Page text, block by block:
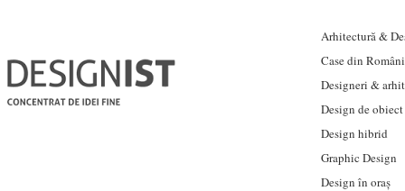
Arhitectură &
Case din
Designeri &
Design de obiect
Design hibrid
Graphic Design
Design în oraș